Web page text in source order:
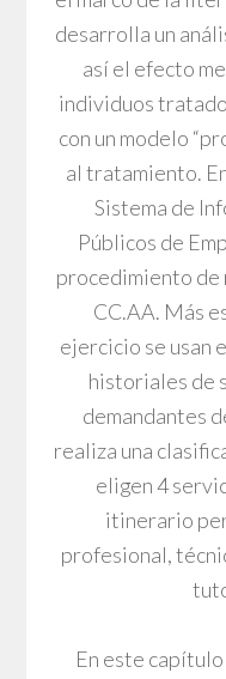
desarrolla un
así el efecto
individuos
con un modelo
al tratamiento.
Sistema de
Públicos de
procedimiento de
CC.AA. Más
ejercicio se usan
historiales de
demandantes
realiza una
eligen 4
itinerario
profesional,
En este